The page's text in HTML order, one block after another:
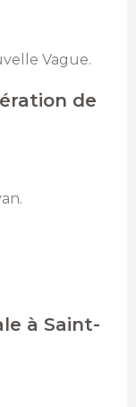
Vague.
de
à Saint-